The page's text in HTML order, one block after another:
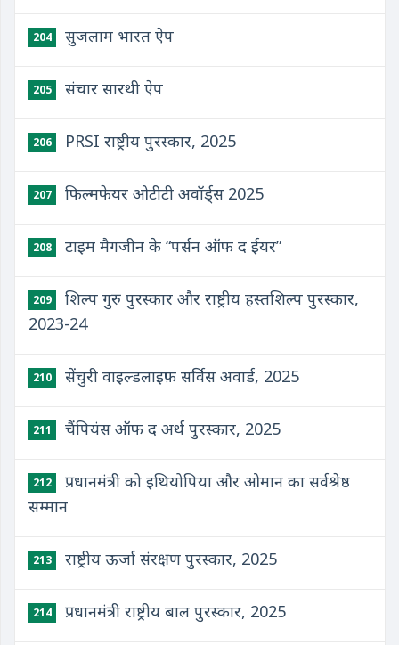
204 सुजलाम भारत ऐप
205 संचार सारथी ऐप
206 PRSI राष्ट्रीय पुरस्कार, 2025
207 फिल्मफेयर ओटीटी अवॉर्ड्स 2025
208 टाइम मैगजीन के “पर्सन ऑफ द ईयर”
209
शिल्प गुरु पुरस्कार और राष्ट्रीय हस्तशिल्प पुरस्कार,
2023-24
210 सेंचुरी वाइल्डलाइफ़ सर्विस अवार्ड, 2025
211 चैंपियंस ऑफ द अर्थ पुरस्कार, 2025
212
प्रधानमंत्री को इथियोपिया और ओमान का सर्वश्रेष्ठ
सम्मान
213 राष्ट्रीय ऊर्जा संरक्षण पुरस्कार, 2025
214 प्रधानमंत्री राष्ट्रीय बाल पुरस्कार, 2025